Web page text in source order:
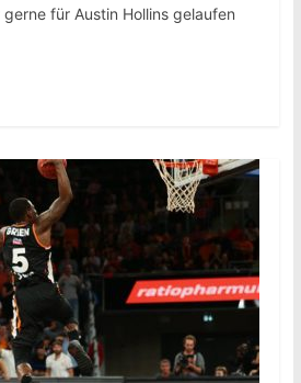
für Austin Hollins gelaufen